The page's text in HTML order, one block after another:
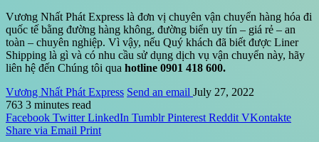
Vương Nhất Phát Express là đơn vị chuyên vận chuyển hàng hóa đi
quốc tế bằng đường hàng không, đường biển uy tín – giá rẻ – an
toàn – chuyên nghiệp. Vì vậy, nếu Quý khách đã biết được Liner
Shipping là gì và có nhu cầu sử dụng dịch vụ vận chuyển này, hãy
liên hệ đến Chúng tôi qua hotline 0901 418 600.
Vương Nhất Phát Express Send an email July 27, 2022
763 3 minutes read
Facebook Twitter LinkedIn Tumblr Pinterest Reddit VKontakte
Share via Email Print